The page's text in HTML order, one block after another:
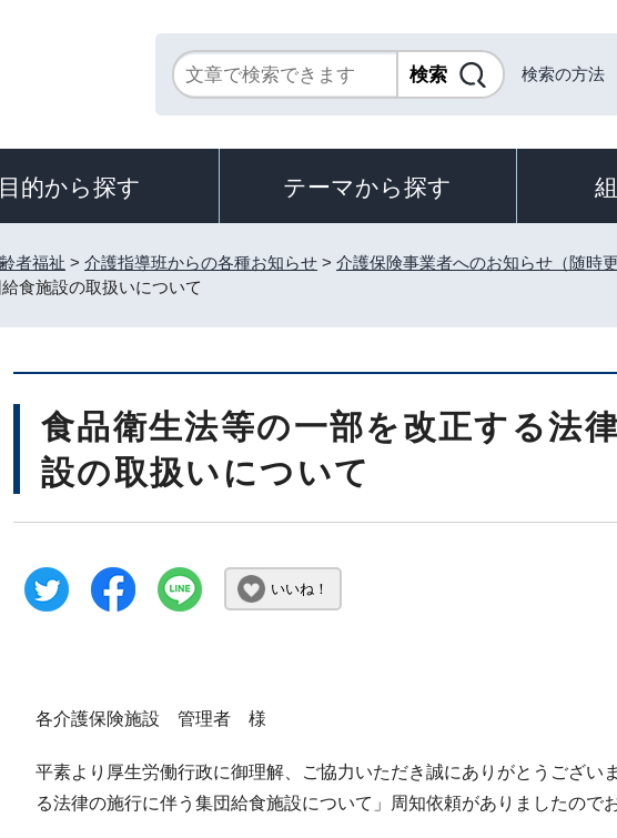
検索の方法
目的から探す テーマから探す
者福祉 > 介護指導班からの各種お知らせ > 介護保険事業者へのお知らせ（随時更
食施設の取扱いについて
食品衛生法等の一部を改正する法
設の取扱いについて
いいね！
各介護保険施設 管理者 様
平素より厚生労働行政に御理解、ご協力いただき誠にありがとうござい
る法律の施行に伴う集団給食施設について」周知依頼がありましたので